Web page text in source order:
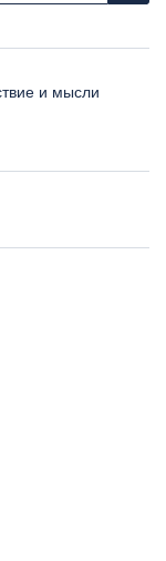
и мысли